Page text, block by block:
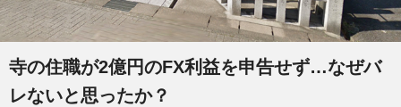
寺の住職が2億円のFX利益を申告せず…なぜバ
レないと思ったか？